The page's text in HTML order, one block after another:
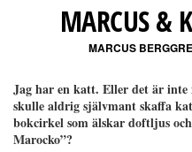
MARCUS &
MARCUS
Jag har en katt. Eller det är
skulle aldrig självmant skaffa
bokcirkel som älskar doftljus
Marocko”?